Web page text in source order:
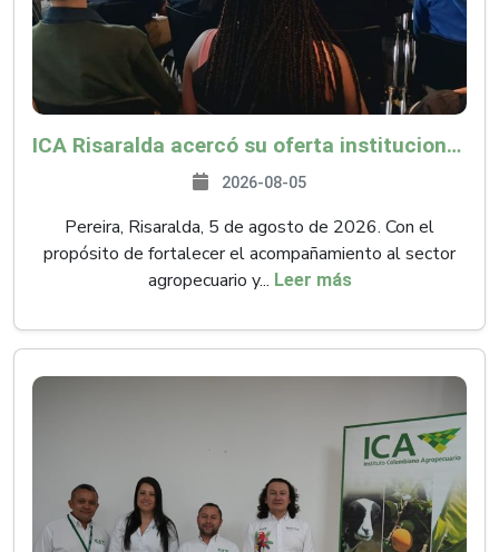
ICA Risaralda acercó su oferta institucional a productores y emprendedores en Expocamello
2026-08-05
Pereira, Risaralda, 5 de agosto de 2026. Con el
propósito de fortalecer el acompañamiento al sector
agropecuario y... Leer más